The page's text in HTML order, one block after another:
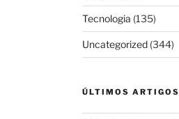
Tecnologia (135)
Uncategorized(344)
ÚLTIMOS ARTIGOS